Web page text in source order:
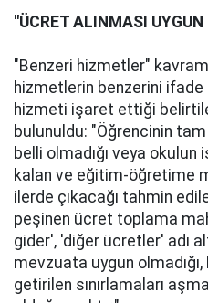
"ÜCRET ALINMASI UYGUN
"Benzeri hizmetler"
hizmetlerin benzerini
hizmeti işaret ettiği
bulunuldu: "Öğrencinin
belli olmadığı veya
kalan ve eğitim-öğretime
ilerde çıkacağı tahmin
peşinen ücret toplama
gider', 'diğer ücretler' adı
mevzuata uygun
getirilen sınırlamaları